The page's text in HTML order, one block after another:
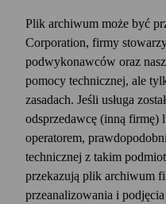
Plik archiwum może być
Corporation, firmy
podwykonawców oraz
pomocy technicznej, ale
zasadach. Jeśli usługa
odsprzedawcę (inną firmę)
operatorem,
technicznej z takim
przekazują plik archiwum
przeanalizowania i